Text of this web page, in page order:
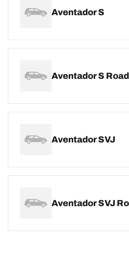
Aventador S
Aventador S
Aventador SVJ
Aventador SVJ